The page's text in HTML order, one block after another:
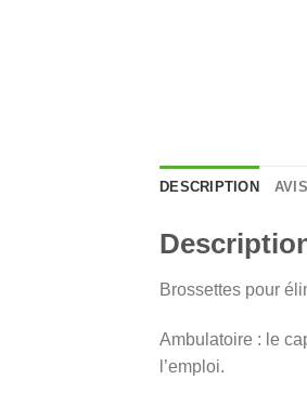
DESCRIPTION
Brossettes pour
Ambulatoire : le
l’emploi.